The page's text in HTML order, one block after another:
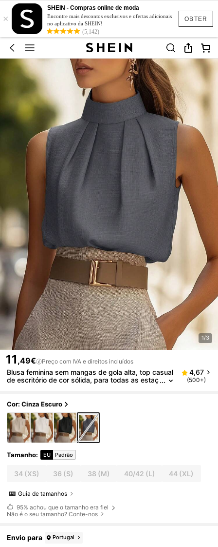
OBTER
×
SHEIN - Compras online de moda
Encontre mais descontos exclusivos e ofertas adicionais
no aplicativo da SHEIN!
(5,142)
1/3
11 ,49€ Preço com IVA e direitos incluídos
Blusa feminina sem mangas de gola alta, top casual
de escritório de cor sólida, para todas as estaç
o plissada
4,67
(500+)
Cor: Cinza Escuro
Tamanho: EU Padrão
34(XS) 36 (S) 38 (M) 40/42 (L) 44 (XL)
Guia de tamanhos
95% achou que o tamanho era fiel
Não é o seu tamanho? Conte-nos
Envio para Portugal